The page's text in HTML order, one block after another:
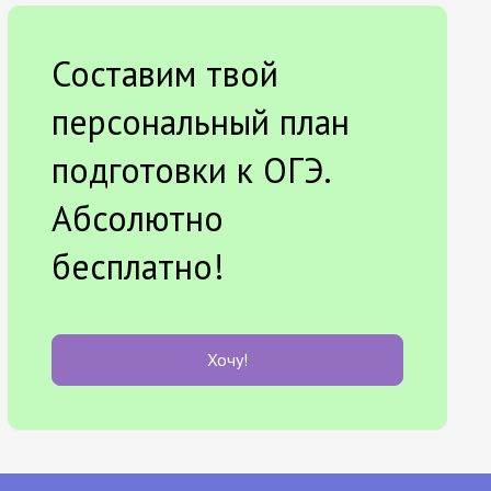
Составим твой
персональный план
подготовки к ОГЭ.
Абсолютно
бесплатно!
Хочу!